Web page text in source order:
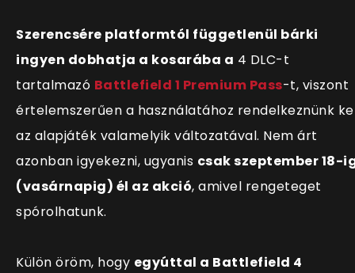
Szerencsére platformtól függetlenül bárki
ingyen dobhatja a kosarába a 4 DLC-t
tartalmazó Battlefield 1 Premium Pass-t, viszont
értelemszerűen a használatához rendelkeznünk
az alapjáték valamelyik változatával. Nem árt
azonban igyekezni, ugyanis csak szeptember 18-
(vasárnapig) él az akció, amivel rengeteget
spórolhatunk.
Külön öröm, hogy egyúttal a Battlefield 4